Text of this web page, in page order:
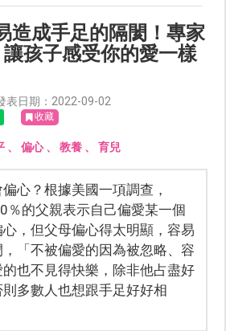
造成手足的隔閡！專家
孩子感受你的愛一樣
表日期：2022-09-02
收藏
、 偏心、 教養、 育兒
心？根據美國一項調查，
％的父親表示自己偏愛某一個
，但父母偏心得太明顯，容易
「不被偏愛的因為被忽略、容
也不見得快樂，除非他占盡好
多數人也想跟手足好好相